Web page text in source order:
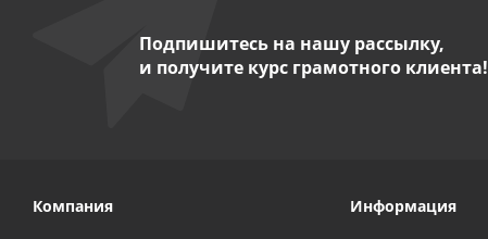
Подпишитесь на нашу рассылку,
и получите курс грамотного клиента!
Компания Информация